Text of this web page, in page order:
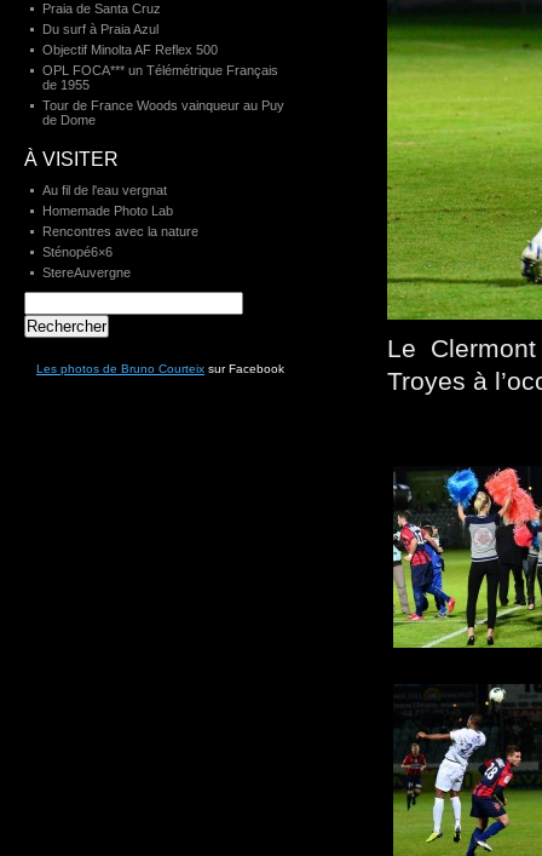
Le
Troyes à
Praia de Santa Cruz
Du surf à Praia Azul
Objectif Minolta AF Reflex 500
OPL FOCA*** un Télémétrique Français
de 1955
Tour de France Woods vainqueur au Puy
de Dome
À VISITER
Au fil de l'eau vergnat
Homemade Photo Lab
Rencontres avec la nature
Sténopé6×6
StereAuvergne
Les photos de Bruno Courteix sur Facebook